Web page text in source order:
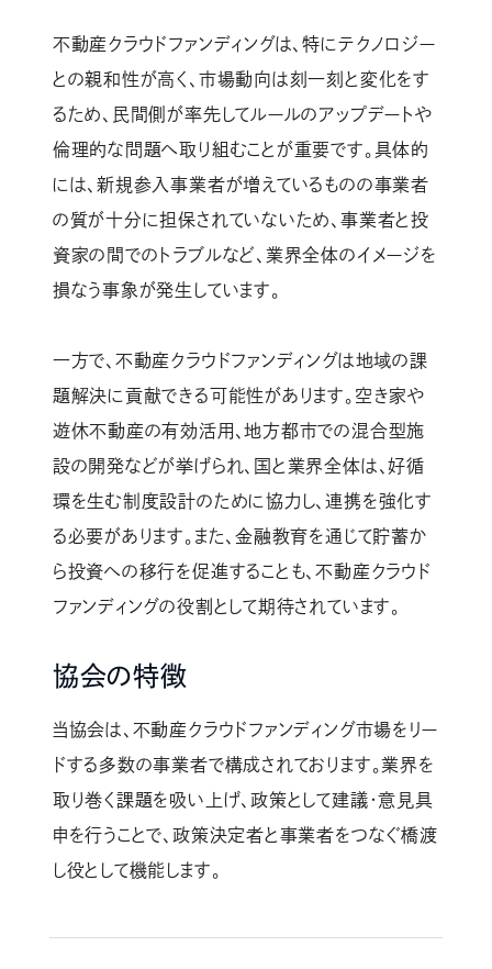
不動産クラウドファンディングは、特にテクノロジー
との親和性が高く、市場動向は刻一刻と変化をす
るため、民間側が率先してルールのアップデートや
倫理的な問題へ取り組むことが重要です。具体的
には、新規参入事業者が増えているものの事業者
の質が十分に担保されていないため、事業者と投
資家の間でのトラブルなど、業界全体のイメージを
損なう事象が発生しています。
一方で、不動産クラウドファンディングは地域の課
題解決に貢献できる可能性があります。空き家や
遊休不動産の有効活用、地方都市での混合型施
設の開発などが挙げられ、国と業界全体は、好循
環を生む制度設計のために協力し、連携を強化す
る必要があります。また、金融教育を通じて貯蓄か
ら投資への移行を促進することも、不動産クラウド
ファンディングの役割として期待されています。
協会の特徴
当協会は、不動産クラウドファンディング市場をリー
ドする多数の事業者で構成されております。業界を
取り巻く課題を吸い上げ、政策として建議・意見具
申を行うことで、政策決定者と事業者をつなぐ橋渡
し役として機能します。